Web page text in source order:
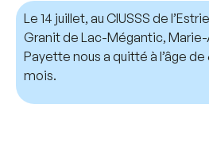
Le 14 juillet, au CIUSSS de
Granit de Lac-Mégantic,
Payette nous a quitté à l’âge de
mois.